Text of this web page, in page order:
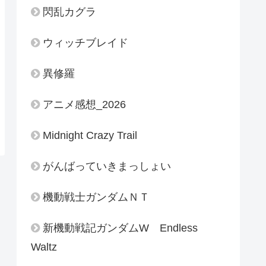
閃乱カグラ
ウィッチブレイド
異修羅
アニメ感想_2026
Midnight Crazy Trail
がんばっていきまっしょい
機動戦士ガンダムＮＴ
新機動戦記ガンダムW Endless
Waltz